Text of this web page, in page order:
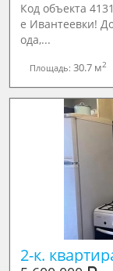
Код объекта
е Ивантеевки!
ода,...
Площадь: 30.7 м2
2-к.